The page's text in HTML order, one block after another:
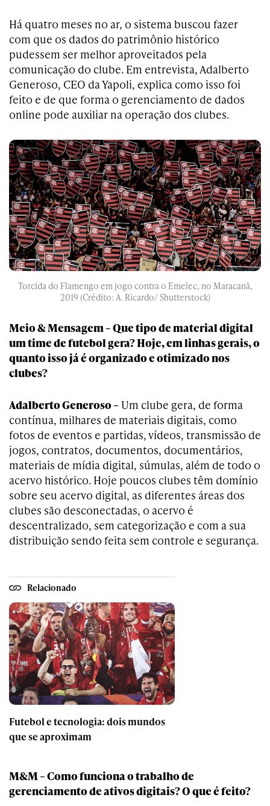
Há quatro meses no ar, o sistema buscou fazer
com que os dados do patrimônio histórico
pudessem ser melhor aproveitados pela
comunicação do clube. Em entrevista, Adalberto
Generoso, CEO da Yapoli, explica como isso foi
feito e de que forma o gerenciamento de dados
online pode auxiliar na operação dos clubes.
Torcida do Flamengo em jogo contra o Emelec, no Maracanâ,
2019 (Crédito: A. Ricardo/ Shutterstock)
Meio & Mensagem – Que tipo de material digital
um time de futebol gera? Hoje, em linhas gerais, o
quanto isso já é organizado e otimizado nos
clubes?
Adalberto Generoso – Um clube gera, de forma
contínua, milhares de materiais digitais, como
fotos de eventos e partidas, vídeos, transmissão de
jogos, contratos, documentos, documentários,
materiais de mídia digital, súmulas, além de todo o
acervo histórico. Hoje poucos clubes têm domínio
sobre seu acervo digital, as diferentes áreas dos
clubes são desconectadas, o acervo é
descentralizado, sem categorização e com a sua
distribuição sendo feita sem controle e segurança.
Relacionado
Futebol e tecnologia: dois mundos
que se aproximam
M&M – Como funciona o trabalho de
gerenciamento de ativos digitais? O que é feito?